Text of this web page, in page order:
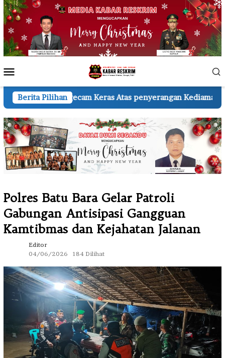
Loncat
ke
konten
Mobile
Berita Pilihan
Atas penyerangan Kediaman Wartawan A.H.
Polres Batu Bara Gelar Patroli
Gabungan Antisipasi Gangguan
Kamtibmas dan Kejahatan Jalanan
Editor
04/06/2026
184 Dilihat